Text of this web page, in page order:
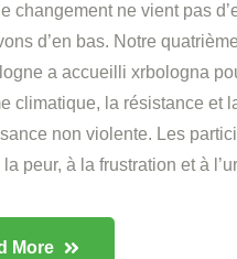
changement ne vient pas
d’en bas. Notre
a accueilli xrbologna
climatique, la résistance et
non violente. Les
peur, à la frustration et à
More